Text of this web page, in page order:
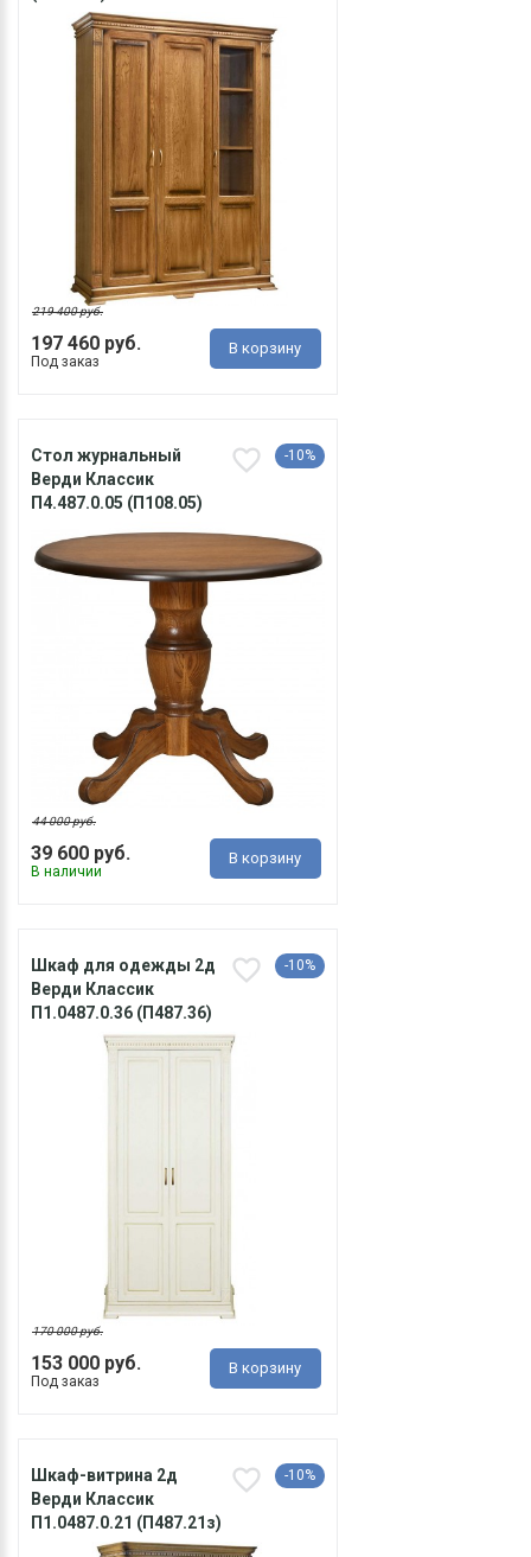
197 460 руб.
219 400 руб.
Под заказ
В корзину
Стол журнальный
Верди Классик
П4.487.0.05 (П108.05)
-10%
39 600 руб.
44 000 руб.
В наличии
В корзину
Шкаф для одежды 2д
Верди Классик
П1.0487.0.36 (П487.36)
-10%
153 000 руб.
170 000 руб.
Под заказ
В корзину
Шкаф-витрина 2д
Верди Классик
П1.0487.0.21 (П487.21з)
-10%